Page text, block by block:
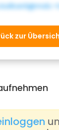
zur